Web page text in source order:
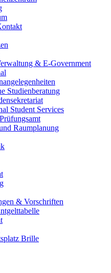
& E-Government
Studienberatung
Student Services
Raumplanung
& Vorschriften
Brille